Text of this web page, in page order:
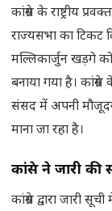
कांग्रेस के राष्ट्रीय
राज्यसभा का टिकट
मल्लिकार्जुन खड़गे
बनाया गया है।
संसद में अपनी
माना जा रहा है।
कांग्रेस ने जारी
कांग्रेस द्वारा जारी